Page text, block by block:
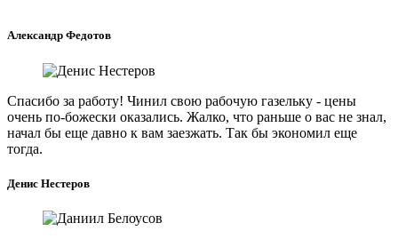
Александр Федотов
Спасибо за работу! Чинил свою рабочую газельку - цены
очень по-божески оказались. Жалко, что раньше о вас не знал,
начал бы еще давно к вам заезжать. Так бы экономил еще
тогда.
Денис Нестеров